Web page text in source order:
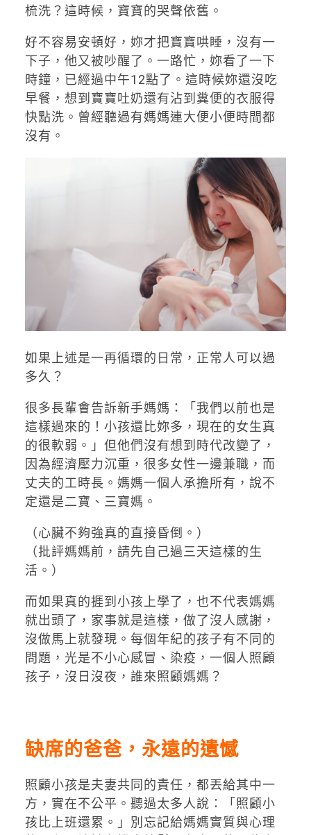
梳洗？這時候，寶寶的哭聲依舊。
好不容易安頓好，妳才把寶寶哄睡，沒有一
下子，他又被吵醒了。一路忙，妳看了一下
時鐘，已經過中午12點了。這時候妳還沒吃
早餐，想到寶寶吐奶還有沾到糞便的衣服得
快點洗。曾經聽過有媽媽連大便小便時間都
沒有。
如果上述是一再循環的日常，正常人可以過
多久？
很多長輩會告訴新手媽媽：「我們以前也是
這樣過來的！小孩還比妳多，現在的女生真
的很軟弱。」但他們沒有想到時代改變了，
因為經濟壓力沉重，很多女性一邊兼職，而
丈夫的工時長。媽媽一個人承擔所有，說不
定還是二寶、三寶媽。
（心臟不夠強真的直接昏倒。）
（批評媽媽前，請先自己過三天這樣的生
活。）
而如果真的捱到小孩上學了，也不代表媽媽
就出頭了，家事就是這樣，做了沒人感謝，
沒做馬上就發現。每個年紀的孩子有不同的
問題，光是不小心感冒、染疫，一個人照顧
孩子，沒日沒夜，誰來照顧媽媽？
缺席的爸爸，永遠的遺憾
照顧小孩是夫妻共同的責任，都丟給其中一
方，實在不公平。聽過太多人說：「照顧小
孩比上班還累。」別忘記給媽媽實質與心理